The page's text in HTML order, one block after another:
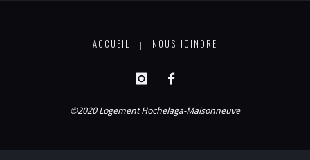
ACCUEIL | NOUS JOINDRE
©2020 Logement Hochelaga-Maisonneuve